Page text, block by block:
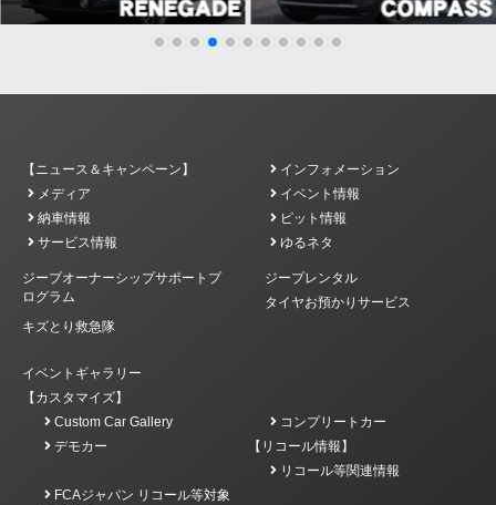
【ニュース＆キャンペーン】
インフォメーション
メディア
イベント情報
納車情報
ピット情報
サービス情報
ゆるネタ
ジープオーナーシップサポートプ
ログラム
ジープレンタル
タイヤお預かりサービス
キズとり救急隊
イベントギャラリー
【カスタマイズ】
Custom Car Gallery
コンプリートカー
デモカー
【リコール情報】
リコール等関連情報
FCAジャパン リコール等対象